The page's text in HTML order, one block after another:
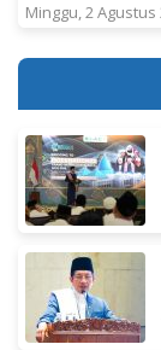
Minggu, 2 Agustus